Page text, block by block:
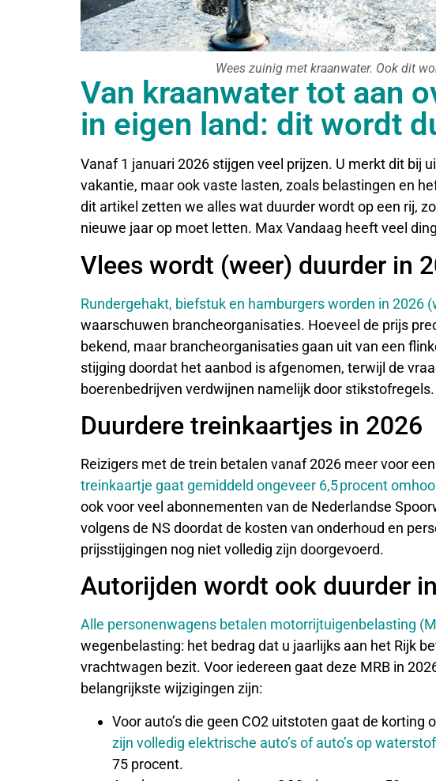
Wees zuinig met kraanwater. Ook dit
Van kraanwater tot aan
in eigen land: dit wordt
Vanaf 1 januari 2026 stijgen veel prijzen. U merkt dit bij
vakantie, maar ook vaste lasten, zoals belastingen en
dit artikel zetten we alles wat duurder wordt op een rij,
nieuwe jaar op moet letten. Max Vandaag heeft veel
Vlees wordt (weer) duurder in
Rundergehakt, biefstuk en hamburgers worden in 2026
waarschuwen brancheorganisaties. Hoeveel de prijs
bekend, maar brancheorganisaties gaan uit van een
stijging doordat het aanbod is afgenomen, terwijl de
boerenbedrijven verdwijnen namelijk door stikstofregels.
Duurdere treinkaartjes in 2026
Reizigers met de trein betalen vanaf 2026 meer voor
treinkaartje gaat gemiddeld ongeveer 6,5 procent
ook voor veel abonnementen van de Nederlandse
volgens de NS doordat de kosten van onderhoud en
prijsstijgingen nog niet volledig zijn doorgevoerd.
Autorijden wordt ook duurder
Alle personenwagens betalen motorrijtuigenbelasting
wegenbelasting: het bedrag dat u jaarlijks aan het Rijk
vrachtwagen bezit. Voor iedereen gaat deze MRB in
belangrijkste wijzigingen zijn:
Voor auto’s die geen CO2 uitstoten gaat de korting
zijn volledig elektrische auto’s of auto’s op waterstof
75 procent.